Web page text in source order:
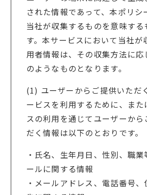
された情報であって、本ポリシ
当社が収集するものを意味する
す。本サービスにおいて当社が
用者情報は、その収集方法に応
のようなものとなります。
(1) ユーザーからご提供いただ
ービスを利用するために、また
スの利用を通じてユーザーから
だく情報は以下のとおりです。
・氏名、生年月日、性別、職業
ールに関する情報
・メールアドレス、電話番号